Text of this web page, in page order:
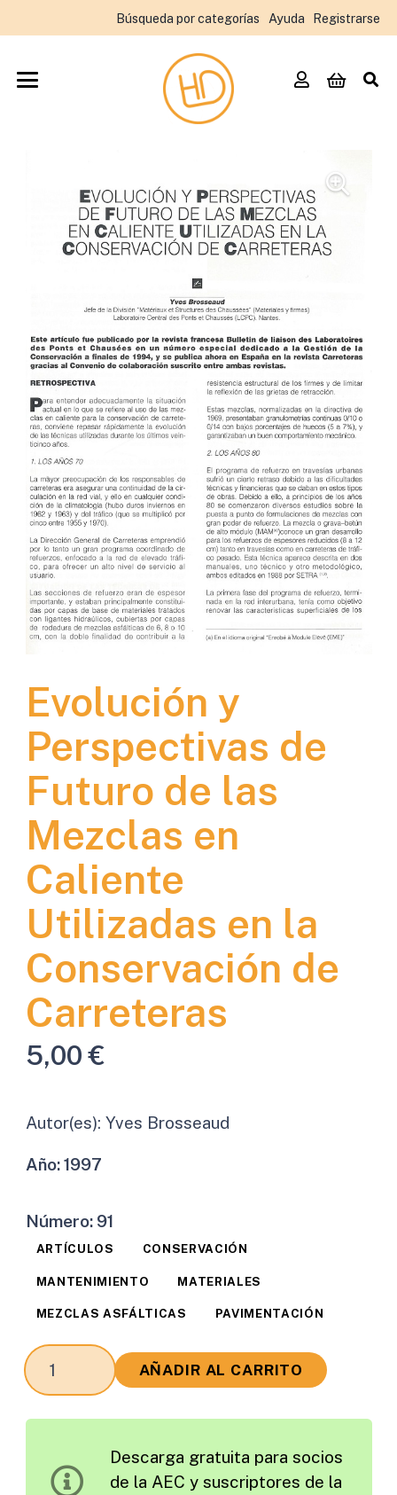
Búsqueda por categorías Ayuda Registrarse
Evolución y
Perspectivas de
Futuro de las
Mezclas en
Caliente
Utilizadas en la
Conservación de
Carreteras
5,00€
Autor(es): Yves Brosseaud
Año:1997
Número: 91
ARTÍCULOS CONSERVACIÓN
MANTENIMIENTO MATERIALES
MEZCLAS ASFÁLTICAS PAVIMENTACIÓN
Evolución
y
AÑADIR AL CARRITO
Descarga gratuita para socios
de la AEC y suscriptores de la